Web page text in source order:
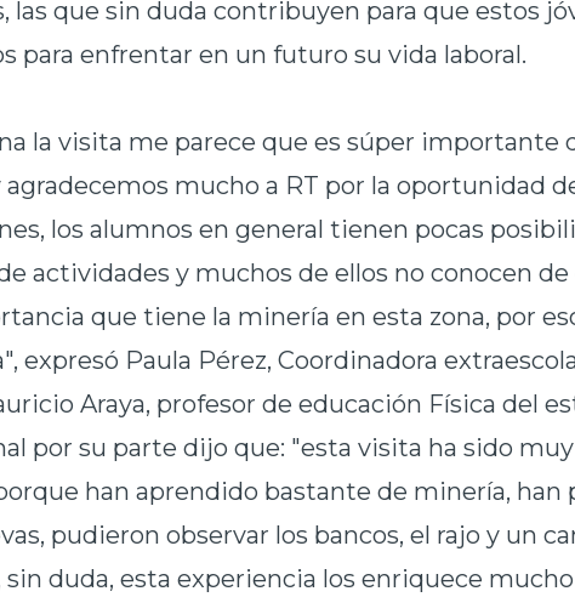
las que sin duda contribuyen para que estos
para enfrentar en un futuro su vida laboral.
la visita me parece que es súper importante
mucho a RT por la oportunidad
los alumnos en general tienen pocas
actividades y muchos de ellos no conocen
que tiene la minería en esta zona, por
expresó Paula Pérez, Coordinadora
Araya, profesor de educación Física del
por su parte dijo que: "esta visita ha sido
han aprendido bastante de minería, han
pudieron observar los bancos, el rajo y un
duda, esta experiencia los enriquece mucho